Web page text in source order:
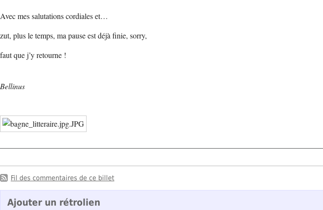
Avec mes salutations cordiales et…
zut, plus le temps, ma pause est déjà finie, sorry,
faut que j’y retourne !
Bellinus
Fil des commentaires de ce billet
Ajouter un rétrolien